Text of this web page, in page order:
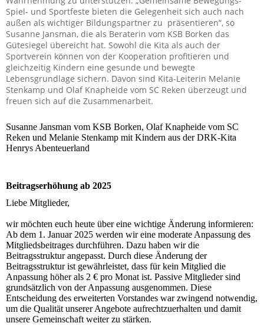
Spiel- und Sportfeste bieten die Gelegenheit sich auch nach
außen als wichtiger Bildungspartner zu präsentieren“, so
Susanne Jansman, die als Beraterin vom KSB Borken das
Gütesiegel übereicht hat. Sowohl die Kita als auch der
Sportverein können von der Kooperation profitieren und
gleichzeitig Kindern eine gesunde und bewegte
Lebensgrundlage sichern. Davon sind Kita-Leiterin Melanie
Stenkamp und Olaf Knapheide vom SC Reken überzeugt und
freuen sich auf die Zusammenarbeit.
Susanne Jansman vom KSB Borken, Olaf Knapheide vom SC
Reken und Melanie Stenkamp mit Kindern aus der DRK-Kita
Henrys Abenteuerland
Beitragserhöhung ab 2025
Liebe Mitglieder,
wir möchten euch heute über eine wichtige Änderung informieren:
Ab dem 1. Januar 2025 werden wir eine moderate Anpassung des
Mitgliedsbeitrages durchführen. Dazu haben wir die
Beitragsstruktur angepasst. Durch diese Änderung der
Beitragsstruktur ist gewährleistet, dass für kein Mitglied die
Anpassung höher als 2 € pro Monat ist. Passive Mitglieder sind
grundsätzlich von der Anpassung ausgenommen. Diese
Entscheidung des erweiterten Vorstandes war zwingend notwendig,
um die Qualität unserer Angebote aufrechtzuerhalten und damit
unsere Gemeinschaft weiter zu stärken.